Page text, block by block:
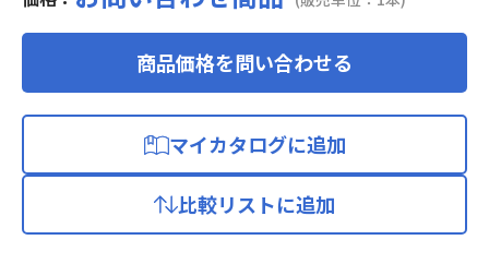
商品価格を問い合わせる
マイカタログに追加
比較リストに追加